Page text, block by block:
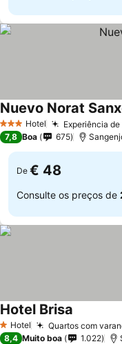
3 EstrelasHotel Experiência
Nuevo Norat
7,8 Boa 675
De € 48
Consulte os preços de
1 Estrelas
Hotel Quartos com
Hotel Brisa
8,4 Muito boa 1.022